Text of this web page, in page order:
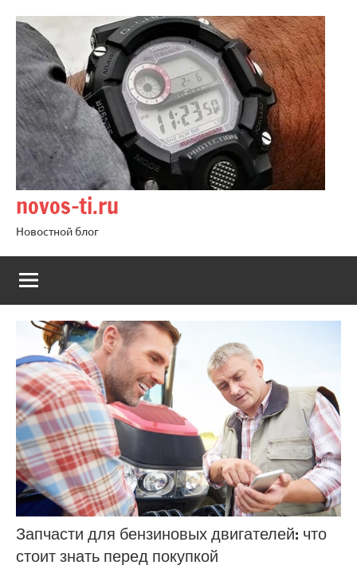
содержимому
novos-ti.ru
Новостной блог
Запчасти для бензиновых двигателей: что
стоит знать перед покупкой